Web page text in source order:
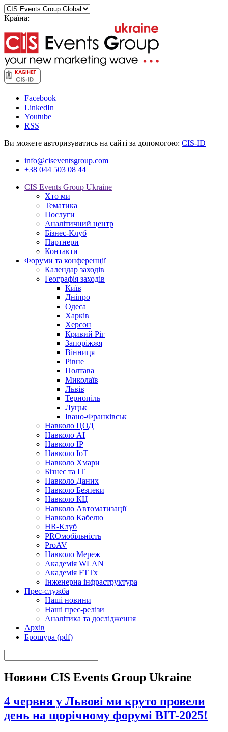
Країна:
Facebook
LinkedIn
Youtube
RSS
Ви можете авторизуватись на сайті за допомогою: CIS-ID
info@ciseventsgroup.com
+38 044 503 08 44
CIS Events Group Ukraine
Хто ми
Тематика
Послуги
Аналітичний центр
Бізнес-Клуб
Партнери
Контакти
Форуми та конференції
Календар заходів
Географія заходів
Київ
Дніпро
Одеса
Харків
Херсон
Кривий Ріг
Запоріжжя
Вінниця
Рівне
Полтава
Миколаїв
Львів
Тернопіль
Луцьк
Івано-Франківськ
Навколо ЦОД
Навколо AI
Навколо IP
Навколо IoT
Навколо Хмари
Бізнес та ІТ
Навколо Даних
Навколо Безпеки
Навколо КЦ
Навколо Автоматизації
Навколо Кабелю
HR-Клуб
PROмобільність
ProAV
Навколо Мереж
Академія WLAN
Академія FTTx
Інженерна інфраструктура
Прес-служба
Наші новини
Наші прес-релізи
Аналітика та дослідження
Архів
Брошура (pdf)
Новини CIS Events Group Ukraine
4 червня у Львові ми круто провели
день на щорічному форумі BIT-2025!